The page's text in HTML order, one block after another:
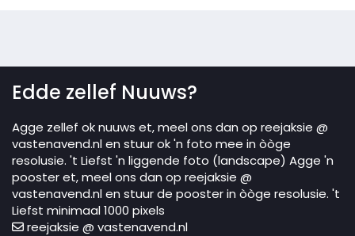
Edde zellef Nuuws?
Agge zellef ok nuuws et, meel ons dan op reejaksie @
vastenavend.nl en stuur ok 'n foto mee in òòge
resolusie. 't Liefst 'n liggende foto (landscape) Agge 'n
pooster et, meel ons dan op reejaksie @
vastenavend.nl en stuur de pooster in òòge resolusie. 't
Liefst minimaal 1000 pixels
reejaksie @ vastenavend.nl